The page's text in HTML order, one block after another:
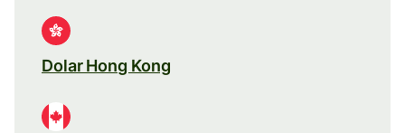
Dolar Hong Kong